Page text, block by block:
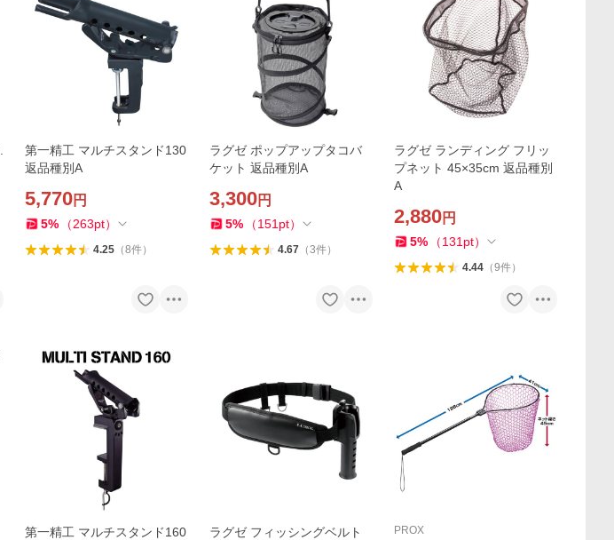
第一精工 マルチスタンド130
返品種別A
5,770円
5% （263pt）
4.25（8件）
ラグゼ ポップアップタコバ
ケット 返品種別A
3,300円
5% （151 pt）
4.67（3件）
ラグゼ ランディング フリッ
プネット 45×35cm 返品種別
A
2,880円
5% （131 pt）
4.44（9件）
第一精工 マルチスタンド160
ラグゼ フィッシングベルト
PROX